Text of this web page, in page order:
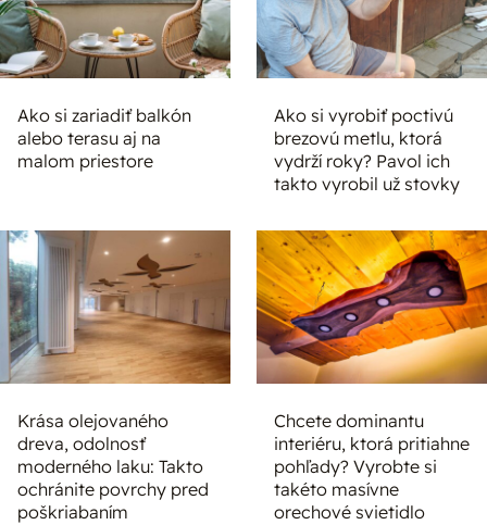
Ako si zariadiť balkón
alebo terasu aj na
malom priestore
Ako si vyrobiť poctivú
brezovú metlu, ktorá
vydrží roky? Pavol ich
takto vyrobil už stovky
Krása olejovaného
dreva, odolnosť
moderného laku: Takto
ochránite povrchy pred
poškriabaním
Chcete dominantu
interiéru, ktorá pritiahne
pohľady? Vyrobte si
takéto masívne
orechové svietidlo